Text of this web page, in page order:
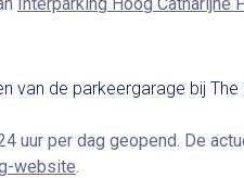
van de parkeergarage bij
uur per dag geopend. De
website.